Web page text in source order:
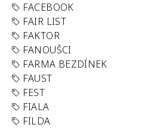
FACEBOOK
FAIR LIST
FAKTOR
FANOUŠCI
FARMA BEZDÍNEK
FAUST
FEST
FIALA
FILDA